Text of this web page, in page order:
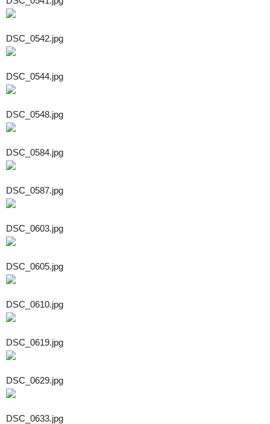
DSC_0542.jpg
DSC_0544.jpg
DSC_0548.jpg
DSC_0584.jpg
DSC_0587.jpg
DSC_0603.jpg
DSC_0605.jpg
DSC_0610.jpg
DSC_0619.jpg
DSC_0629.jpg
DSC_0633.jpg